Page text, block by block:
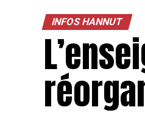
INFOS HANNUT